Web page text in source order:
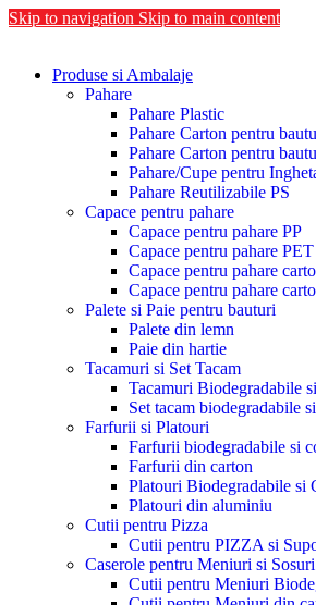
Skip to navigation Skip to main content
Produse si Ambalaje
Pahare
Pahare Plastic
Pahare Carton pentru
Pahare Carton pentru
Pahare/Cupe pentru
Pahare Reutilizabile PS
Capace pentru pahare
Capace pentru pahare PP
Capace pentru pahare PET
Capace pentru pahare
Capace pentru pahare
Palete si Paie pentru bauturi
Palete din lemn
Paie din hartie
Tacamuri si Set Tacam
Tacamuri Biodegradabile
Set tacam biodegradabile
Farfurii si Platouri
Farfurii biodegradabile si
Farfurii din carton
Platouri Biodegradabile si
Platouri din aluminiu
Cutii pentru Pizza
Cutii pentru PIZZA si
Caserole pentru Meniuri si Sosuri
Cutii pentru Meniuri